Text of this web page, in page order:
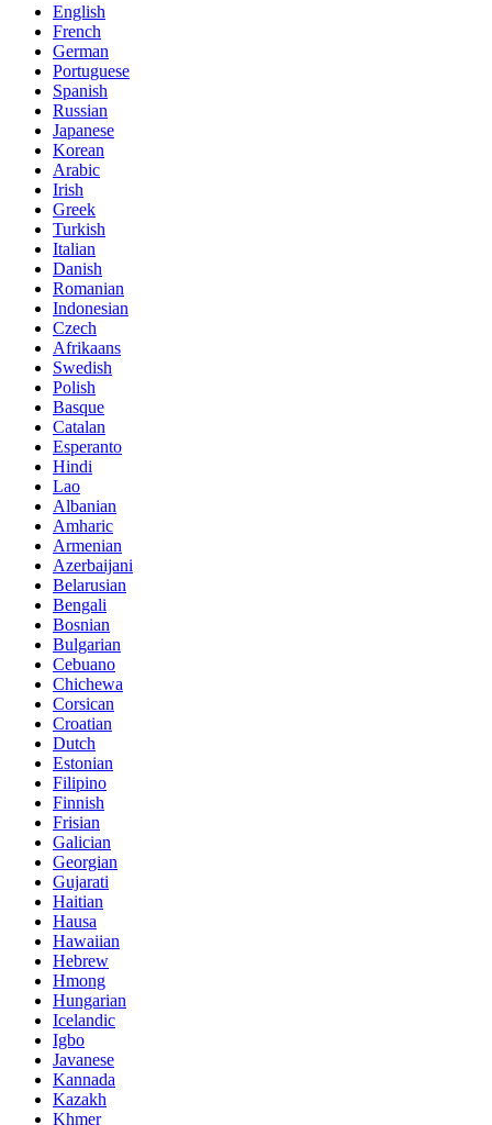
English
French
German
Portuguese
Spanish
Russian
Japanese
Korean
Arabic
Irish
Greek
Turkish
Italian
Danish
Romanian
Indonesian
Czech
Afrikaans
Swedish
Polish
Basque
Catalan
Esperanto
Hindi
Lao
Albanian
Amharic
Armenian
Azerbaijani
Belarusian
Bengali
Bosnian
Bulgarian
Cebuano
Chichewa
Corsican
Croatian
Dutch
Estonian
Filipino
Finnish
Frisian
Galician
Georgian
Gujarati
Haitian
Hausa
Hawaiian
Hebrew
Hmong
Hungarian
Icelandic
Igbo
Javanese
Kannada
Kazakh
Khmer